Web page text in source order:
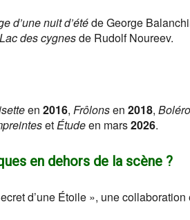
d’une nuit d’étéde George
des cygnesde Rudolf Noureev.
en 2016, Frôlonsen 2018, Boléro
etÉtudeen mars2026.
en dehors de la scène ?
d’une Étoile », une collaboration